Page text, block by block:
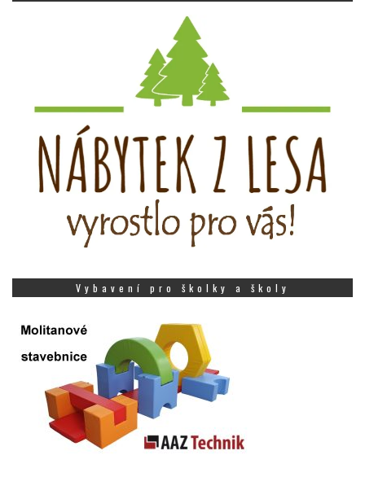
Vybavení pro školky a školy